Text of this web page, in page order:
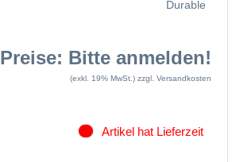
Durable
Preise: Bitte anmelden!
(exkl. 19% MwSt.) zzgl. Versandkosten
Artikel hat Lieferzeit